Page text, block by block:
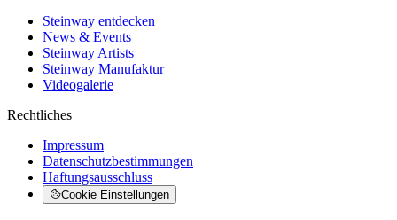
Steinway entdecken
News & Events
Steinway Artists
Steinway Manufaktur
Videogalerie
Rechtliches
Impressum
Datenschutzbestimmungen
Haftungsausschluss
Cookie Einstellungen